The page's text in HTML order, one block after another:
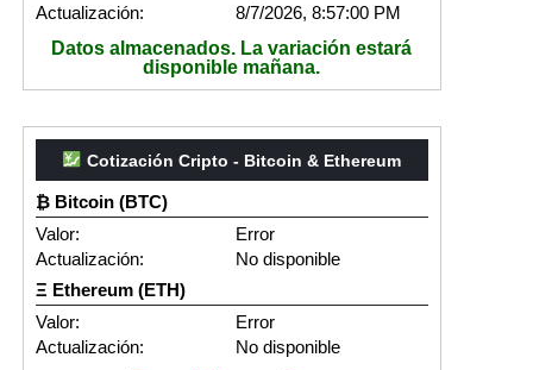
Actualización:
8/7/2026, 8:57:00 PM
Datos almacenados. La variación estará
disponible mañana.
Cotización Cripto - Bitcoin & Ethereum
₿ Bitcoin (BTC)
Valor:
Error
Actualización:
No disponible
Ξ Ethereum (ETH)
Valor:
Error
Actualización:
No disponible